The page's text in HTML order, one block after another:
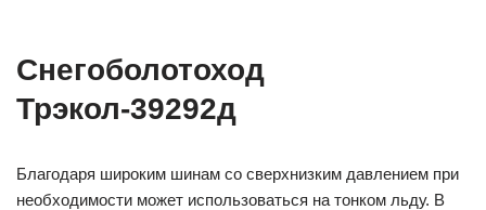
Снегоболотоход
Трэкол-39292д
Благодаря широким шинам со сверхнизким давлением при
необходимости может использоваться на тонком льду. В